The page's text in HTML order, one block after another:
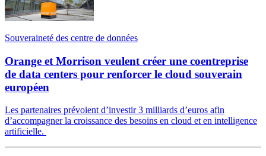
Souveraineté des centre de données
Orange et Morrison veulent créer une coentreprise
de data centers pour renforcer le cloud souverain
européen
Les partenaires prévoient d’investir 3 milliards d’euros afin
d’accompagner la croissance des besoins en cloud et en intelligence
artificielle.